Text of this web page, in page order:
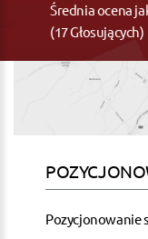
Średnia ocena
(17 Głosujących)
Pozycjonowanie